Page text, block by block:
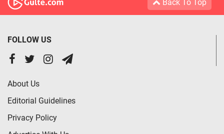
Back To Top
FOLLOW US
About Us
Editorial Guidelines
Privacy Policy